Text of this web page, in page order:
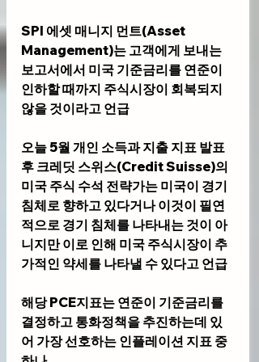
SPI 에셋 매니지 먼트(Asset
Management)는 고객에게 보내는
보고서에서 미국 기준금리를 연준이
인하할 때까지 주식시장이 회복되지
않을 것이라고 언급
오늘 5월 개인 소득과 지출 지표 발표
후 크레딧 스위스(Credit Suisse)의
미국 주식 수석 전략가는 미국이 경기
침체로 향하고 있다거나 이것이 필연
적으로 경기 침체를 나타내는 것이 아
니지만 이로 인해 미국 주식시장이 추
가적인 약세를 나타낼 수 있다고 언급
해당 PCE지표는 연준이 기준금리를
결정하고 통화정책을 추진하는데 있
어 가장 선호하는 인플레이션 지표 중